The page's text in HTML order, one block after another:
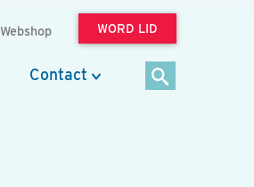
Webshop WORD LID
Contact